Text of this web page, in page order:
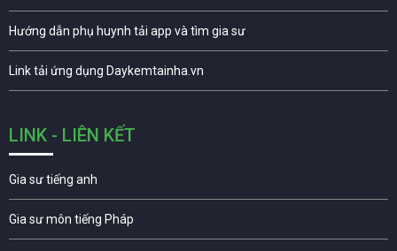
Hướng dẫn phụ huynh tải app và tìm gia sư
Link tải ứng dụng Daykemtainha.vn
LINK - LIÊN KẾT
Gia sư tiếng anh
Gia sư môn tiếng Pháp